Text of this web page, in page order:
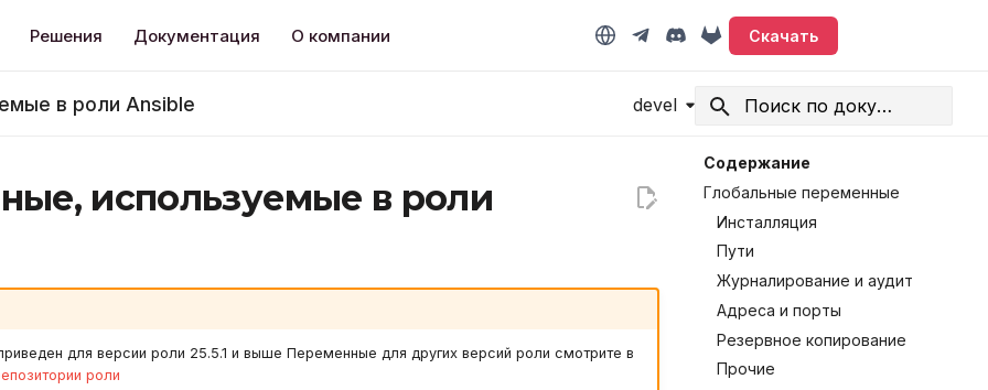
Решения Документация О компании Скачать
в роли Ansible devel
Содержание
Глобальные переменные
Инсталляция
Пути
Журналирование и аудит
Адреса и порты
Резервное копирование
Прочие
используемые в роли
для версии роли 25.5.1 и выше Переменные для других версий роли смотрите в
роли